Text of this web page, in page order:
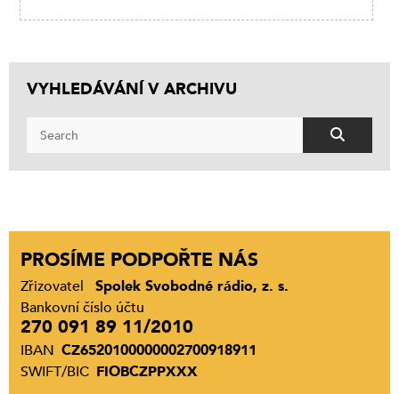
VYHLEDÁVÁNÍ V ARCHIVU
PROSÍME PODPOŘTE NÁS
Zřizovatel
Spolek Svobodné rádio, z. s.
Bankovní číslo účtu
270 091 89 11/2010
IBAN CZ6520100000002700918911
SWIFT/BIC FIOBCZPPXXX